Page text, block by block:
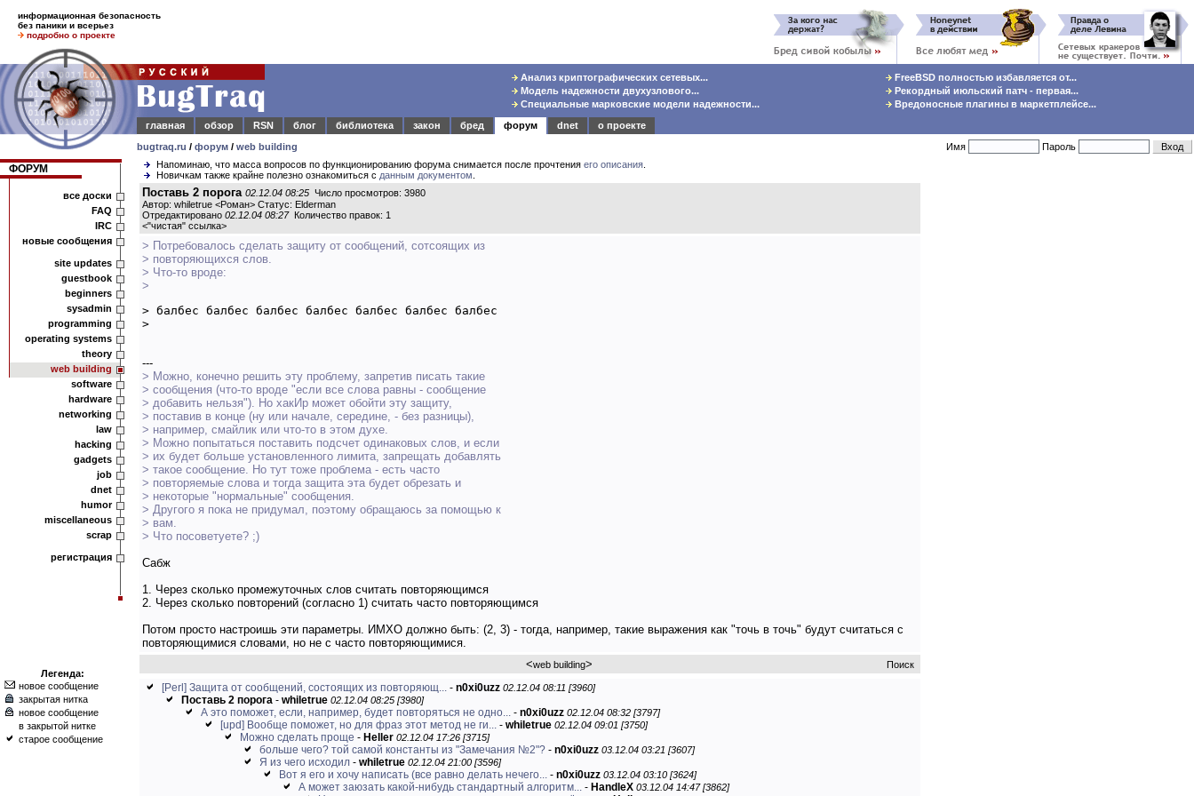
информационная безопасность
без паники и всерьез
подробно о проекте
Анализ криптографических сетевых...
Модель надежности двухузлового...
Специальные марковские модели надежности...
FreeBSD полностью избавляется от...
Рекордный июльский патч - первая...
Вредоносные плагины в маркетплейсе...
главная
обзор RSN блог библиотека закон бред форум dnet
о проекте
bugtraq.ru / форум / web building Имя Пароль
ФОРУМ
все доски
FAQ
IRC
новые сообщения
site updates
guestbook
beginners
sysadmin
programming
operating systems
theory
web building
software
hardware
networking
law
hacking
gadgets
job
dnet
humor
miscellaneous
scrap
регистрация
Легенда:
новое сообщение
закрытая нитка
новое сообщение
в закрытой нитке
старое сообщение
Напоминаю, что масса вопросов по функционированию форума снимается после прочтения его описания
Новичкам также крайне полезно ознакомиться с данным документом
Поставь 2 порога 02.12.04 08:25 Число просмотров: 3980
Автор: whiletrue <Роман> Статус: Elderman
Отредактировано 02.12.04 08:27Количество правок: 1
<"чистая" ссылка>
> Потребовалось сделать защиту от сообщений, сотсоящих из
> повторяющихся слов.
> Что-то вроде:
>
> балбес балбес балбес балбес балбес балбес балбес
>
---
> Можно, конечно решить эту проблему, запретив писать такие
> сообщения (что-то вроде "если все слова равны - сообщение
> добавить нельзя"). Но хакИр может обойти эту защиту,
> поставив в конце (ну или начале, середине, - без разницы),
> например, смайлик или что-то в этом духе.
> Можно попытаться поставить подсчет одинаковых слов, и если
> их будет больше установленного лимита, запрещать добавлять
> такое сообщение. Но тут тоже проблема - есть часто
> повторяемые слова и тогда защита эта будет обрезать и
> некоторые "нормальные" сообщения.
> Другого я пока не придумал, поэтому обращаюсь за помощью к
> вам.
> Что посоветуете? ;)
Сабж
1. Через сколько промежуточных слов считать повторяющимся
2. Через сколько повторений (согласно 1) считать часто повторяющимся
Потом просто настроишь эти параметры. ИМХО должно быть: (2, 3) - тогда, например, такие выражения как "точь в точь" будут считаться с
повторяющимися словами, но не с часто повторяющимися.
<web building> Поиск
[Perl] Защита от сообщений, состоящих из повторяющ... - n0xi0uzz 02.12.04 08:11 [3960]
Поставь 2 порога - whiletrue 02.12.04 08:25 [3980]
А это поможет, если, например, будет повторяться не одно... - n0xi0uzz 02.12.04 08:32 [3797]
[upd] Вообще поможет, но для фраз этот метод не ги... - whiletrue 02.12.04 09:01 [3750]
Можно сделать проще - Heller 02.12.04 17:26 [3715]
больше чего? той самой константы из "Замечания №2"? - n0xi0uzz 03.12.04 03:21 [3607]
Я из чего исходил - whiletrue 02.12.04 21:00 [3596]
Вот я его и хочу написать (все равно делать нечего... - n0xi0uzz 03.12.04 03:10 [3624]
А может заюзать какой-нибудь стандартный алгоритм... - HandleX 03.12.04 14:47 [3862]